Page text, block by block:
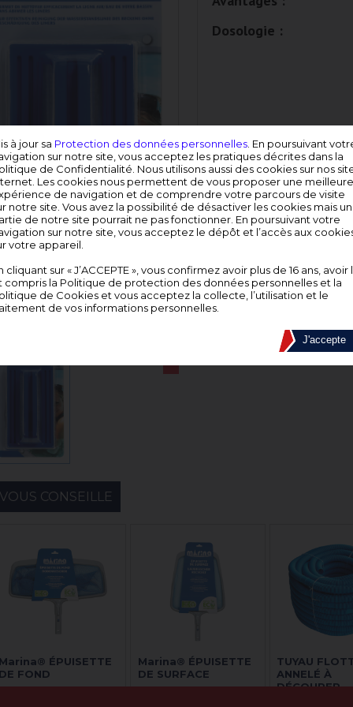
à jour sa Protection des données personnelles . En poursuivant
sur notre site, vous acceptez les pratiques décrites dans la
de Confidentialité. Nous utilisons aussi des cookies sur nos
Les cookies nous permettent de vous proposer une meilleure
de navigation et de comprendre votre parcours de visite
notre site. Vous avez la possibilité de désactiver les cookies mais
de notre site pourrait ne pas fonctionner. En poursuivant votre
sur notre site, vous acceptez le dépôt et l’accès aux
votre appareil.
cliquant sur « J’ACCEPTE », vous confirmez avoir plus de 16 ans, avoir
compris la Politique de protection des données personnelles et la
de Cookies et vous acceptez la collecte, l’utilisation et le
de vos informations personnelles.
J'accepte
Dosologie :
Référence
Utilisez les produits chimiques de
lisez l’étiquette et les informations
CONSEILLE
Marina® ÉPUISETTE
DE FOND
Marina® ÉPUISETTE
DE SURFACE
TUYAU
ANNELÉ À
DÉCOUPER